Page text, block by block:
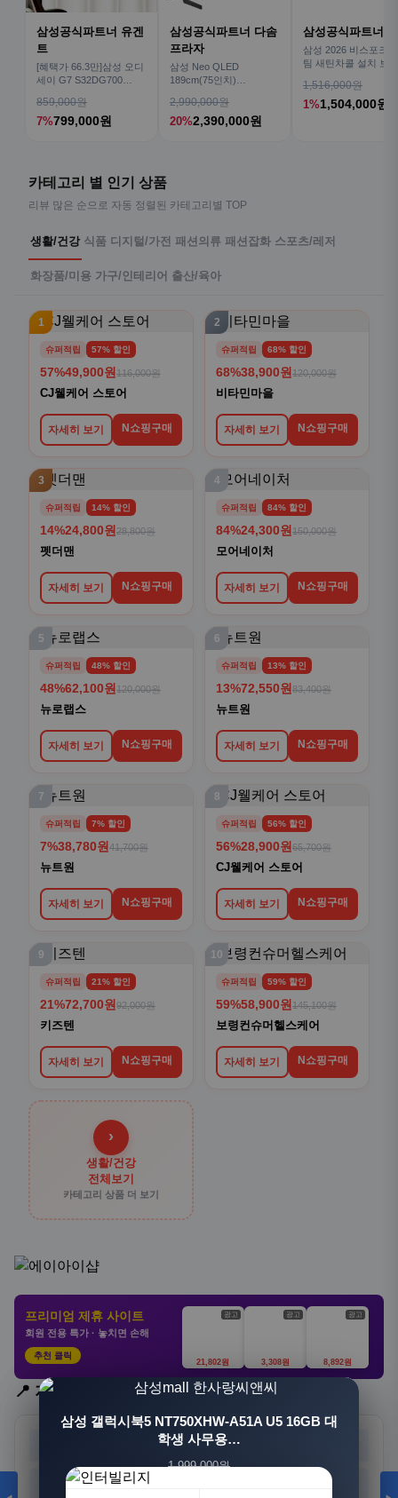
삼성공식파트너 유겐
트
[혜택가 66.3만]삼성 오디
세이 G7 S32DG700
859,000원
7%799,000원
삼성공식파트너 다솜
프라자
삼성 Neo QLED
189cm(75인치)
TV
2,990,000원
20%2,390,000원
삼성공식파트너
삼성 2026 비스포크
팀 새틴차콜 설치 보
1,516,000원
1%1,504,000원
카테고리 별 인기 상품
리뷰 많은 순으로 자동 정렬된 카테고리별 TOP
생활/건강 식품 디지털/가전 패션의류 패션잡화 스포츠/레저
화장품/미용 가구/인테리어 출산/육아
1
슈퍼적립 57% 할인
57%49,900원 116,000원
CJ웰케어 스토어
자세히 보기 N쇼핑구매
2
슈퍼적립 68% 할인
68%38,900원 120,000원
비타민마을
자세히 보기 N쇼핑구매
3
슈퍼적립 14% 할인
14%24,800원 28,800원
펫더맨
자세히 보기 N쇼핑구매
4
슈퍼적립 84% 할인
84%24,300원 150,000원
모어네이처
자세히 보기 N쇼핑구매
5
슈퍼적립 48% 할인
48%62,100원 120,000원
뉴로랩스
자세히 보기 N쇼핑구매
6
슈퍼적립 13% 할인
13%72,550원 83,400원
뉴트원
자세히 보기 N쇼핑구매
7
슈퍼적립 7% 할인
7%38,780원 41,700원
뉴트원
자세히 보기 N쇼핑구매
8
슈퍼적립 56% 할인
56%28,900원 65,700원
CJ웰케어 스토어
자세히 보기 N쇼핑구매
9
슈퍼적립 21% 할인
21%72,700원 92,000원
키즈텐
자세히 보기 N쇼핑구매
10
슈퍼적립 59% 할인
59%58,900원 145,100원
보령컨슈머헬스케어
자세히 보기 N쇼핑구매
›
생활/건강
전체보기
카테고리 상품 더 보기
프리미엄 제휴 사이트
회원 전용 특가 · 놓치면 손해
추천 클릭
광고
21,802원
광고
3,308원
광고
8,892원
📍 지역 선택
부산 대구
광주 대전 세종
[3+1] 동국제약 마이핏 V 활성엽산 임신준비 임산
부영양 30정, 4개
100,000원
삼성 갤럭시북5 NT750XHW-A51A U5 16GB 대
학생 사무용…
1,999,000원